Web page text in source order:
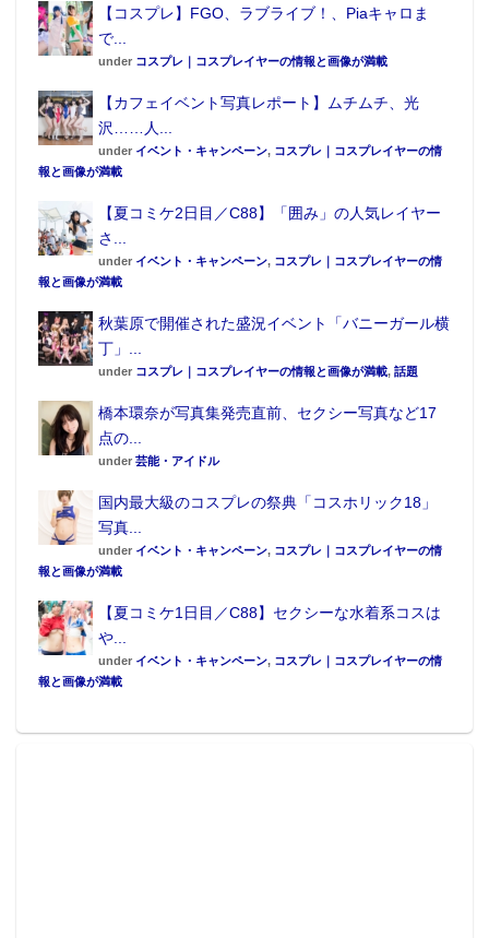
【コスプレ】FGO、ラブライブ！、Piaキャロま
で...
under コスプレ｜コスプレイヤーの情報と画像が満載
【カフェイベント写真レポート】ムチムチ、光
沢……人...
under イベント・キャンペーン, コスプレ｜コスプレイヤーの情
報と画像が満載
【夏コミケ2日目／C88】「囲み」の人気レイヤー
さ...
under イベント・キャンペーン, コスプレ｜コスプレイヤーの情
報と画像が満載
秋葉原で開催された盛況イベント「バニーガール横
丁」...
under コスプレ｜コスプレイヤーの情報と画像が満載, 話題
橋本環奈が写真集発売直前、セクシー写真など17
点の...
under 芸能・アイドル
国内最大級のコスプレの祭典「コスホリック18」
写真...
under イベント・キャンペーン, コスプレ｜コスプレイヤーの情
報と画像が満載
【夏コミケ1日目／C88】セクシーな水着系コスは
や...
under イベント・キャンペーン, コスプレ｜コスプレイヤーの情
報と画像が満載